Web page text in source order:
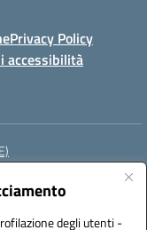
degli utenti -
Privacy Policy
accessibilità